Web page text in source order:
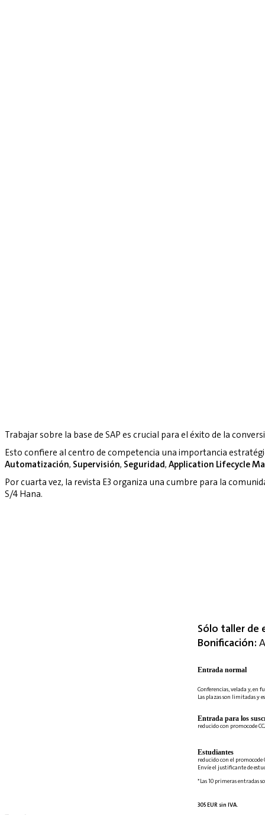
Trabajar sobre la base de SAP es crucial para el éxito de la
Esto confiere al centro de competencia una importancia
Automatización, Supervisión, Seguridad, Application Lifecycle
Por cuarta vez, la revista E3 organiza una cumbre para la
S/4 Hana.
Sólo taller de
Bonificación:
Entrada normal
Conferencias, velada y, en
Las plazas son limitadas y
Entrada para los
reducido con promocode
Estudiantes
reducido con el promocode
Envíe el justificante de
*Las 10 primeras entradas
305 EUR sin IVA.